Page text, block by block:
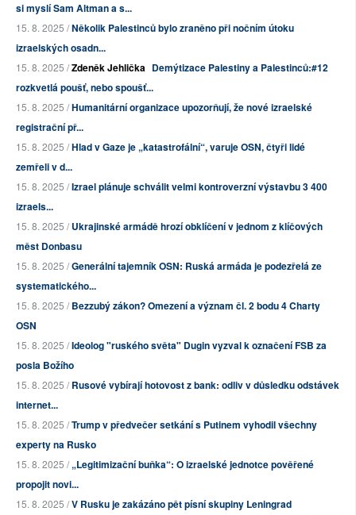
si myslí Sam Altman a s...
15. 8. 2025 /Několik Palestinců bylo zraněno při nočním útoku
izraelských osadn...
15. 8. 2025 /Zdeněk Jehlička Demýtizace Palestiny a Palestinců:#12
rozkvetlá poušť, nebo spoušť...
15. 8. 2025 /Humanitární organizace upozorňují, že nové izraelské
registrační př...
15. 8. 2025 /Hlad v Gaze je „katastrofální“, varuje OSN, čtyři lidé
zemřeli v d...
15. 8. 2025 /Izrael plánuje schválit velmi kontroverzní výstavbu 3 400
izraels...
15. 8. 2025 /Ukrajinské armádě hrozí obklíčení v jednom z klíčových
měst Donbasu
15. 8. 2025 /Generální tajemník OSN: Ruská armáda je podezřelá ze
systematického...
15. 8. 2025 /Bezzubý zákon? Omezení a význam čl. 2 bodu 4 Charty
OSN
15. 8. 2025 /Ideolog "ruského světa" Dugin vyzval k označení FSB za
posla Božího
15. 8. 2025 /Rusové vybírají hotovost z bank: odliv v důsledku odstávek
internet...
15. 8. 2025 /Trump v předvečer setkání s Putinem vyhodil všechny
experty na Rusko
15. 8. 2025 /„Legitimizační buňka“: O izraelské jednotce pověřené
propojit novi...
15. 8. 2025 /V Rusku je zakázáno pět písní skupiny Leningrad